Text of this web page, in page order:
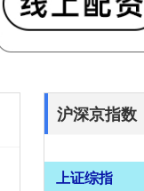
沪深京指数
上证综指